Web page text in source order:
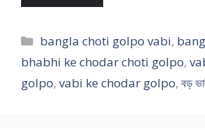
Categories
bangla choti golpo vabi,
bhabhi ke chodar choti golpo,
golpo, vabi ke chodar golpo, বড়